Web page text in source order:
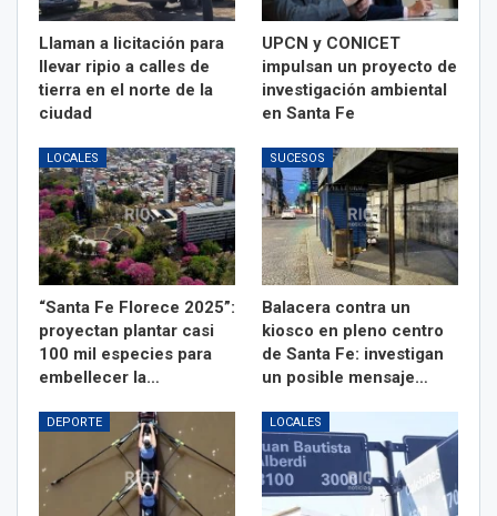
Llaman a licitación para
llevar ripio a calles de
tierra en el norte de la
ciudad
UPCN y CONICET
impulsan un proyecto de
investigación ambiental
en Santa Fe
LOCALES
“Santa Fe Florece 2025”:
proyectan plantar casi
100 mil especies para
embellecer la…
SUCESOS
Balacera contra un
kiosco en pleno centro
de Santa Fe: investigan
un posible mensaje…
DEPORTE LOCALES